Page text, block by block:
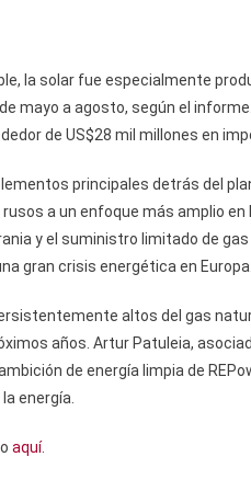
la solar fue especialmente
mayo a agosto, según el
de US$28 mil millones en
principales detrás del
a un enfoque más amplio
y el suministro limitado de
gran crisis energética en Europa.
altos del gas
años. Artur Patuleia,
de energía limpia de
energía.
aquí.